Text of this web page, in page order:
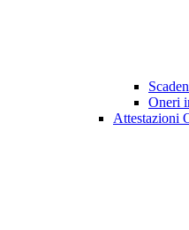
Oneri
Attestazioni